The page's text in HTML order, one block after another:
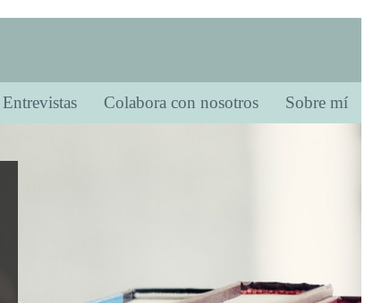
Entrevistas Colabora con nosotros Sobre mí